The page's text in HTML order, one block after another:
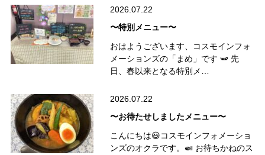
2026.07.22
〜特別メニュー〜
おはようございます、コスモインフォ
メーションズの「まめ」です 🫛 先
日、春以来となる特別メ…
2026.07.22
〜お待たせしましたメニュー〜
こんにちは😃コスモインフォメーショ
ンズのオクラです。🍛 お待ちかねのス